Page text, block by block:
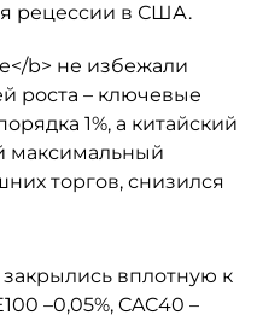
рецессии в США.
b> не избежали
роста – ключевые
1%, а китайский
максимальный
торгов, снизился
вплотную к
–0,05%, CAC40 –